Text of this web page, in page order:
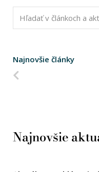
Najnovšie články
Najnovšie